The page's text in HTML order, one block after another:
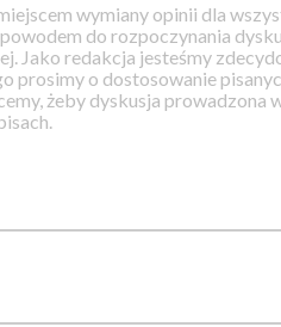
wymiany opinii dla
do rozpoczynania
Jako redakcja jesteśmy
prosimy o dostosowanie
żeby dyskusja prowadzona